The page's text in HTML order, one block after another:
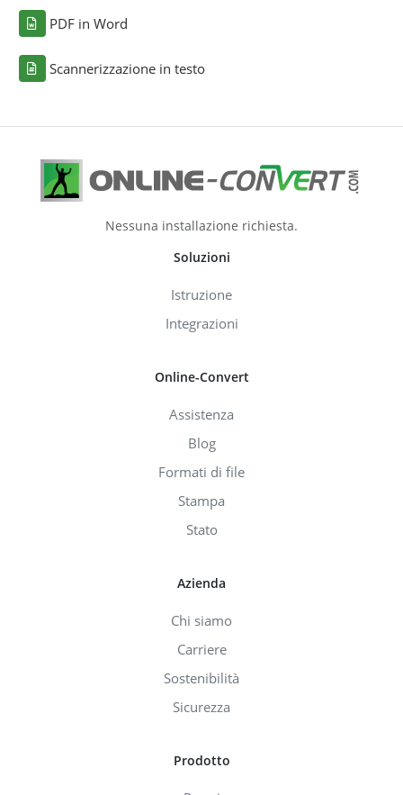
PDF in Word
Scannerizzazione in testo
Nessuna installazione richiesta.
Soluzioni
Istruzione
Integrazioni
Online-Convert
Assistenza
Blog
Formati di file
Stampa
Stato
Azienda
Chi siamo
Carriere
Sostenibilità
Sicurezza
Prodotto